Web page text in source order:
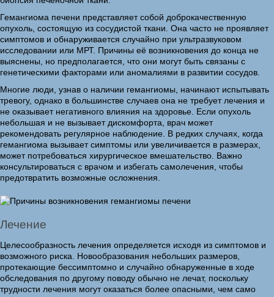
Гемангиома печени представляет собой доброкачественную
опухоль, состоящую из сосудистой ткани. Она часто не проявляет
симптомов и обнаруживается случайно при ультразвуковом
исследовании или МРТ. Причины её возникновения до конца не
выяснены, но предполагается, что они могут быть связаны с
генетическими факторами или аномалиями в развитии сосудов.
Многие люди, узнав о наличии гемангиомы, начинают испытывать
тревогу, однако в большинстве случаев она не требует лечения и
не оказывает негативного влияния на здоровье. Если опухоль
небольшая и не вызывает дискомфорта, врач может
рекомендовать регулярное наблюдение. В редких случаях, когда
гемангиома вызывает симптомы или увеличивается в размерах,
может потребоваться хирургическое вмешательство. Важно
консультироваться с врачом и избегать самолечения, чтобы
предотвратить возможные осложнения.
Лечение
Целесообразность лечения определяется исходя из симптомов и
возможного риска. Новообразования небольших размеров,
протекающие бессимптомно и случайно обнаруженные в ходе
обследования по другому поводу обычно не лечат, поскольку
трудности лечения могут оказаться более опасными, чем само